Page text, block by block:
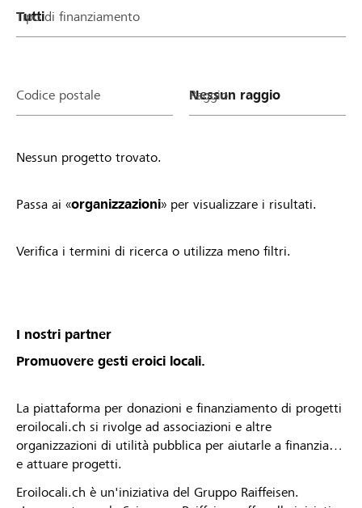
Tipo di finanziamento
Codice postale Raggio
Nessun progetto trovato.
Passa ai «organizzazioni» per visualizzare i risultati.
Verifica i termini di ricerca o utilizza meno filtri.
I nostri partner
Promuovere gesti eroici locali.
La piattaforma per donazioni e finanziamento di progetti
eroilocali.ch si rivolge ad associazioni e altre
organizzazioni di utilità pubblica per aiutarle a finanziare
e attuare progetti.
Eroilocali.ch è un'iniziativa del Gruppo Raiffeisen.